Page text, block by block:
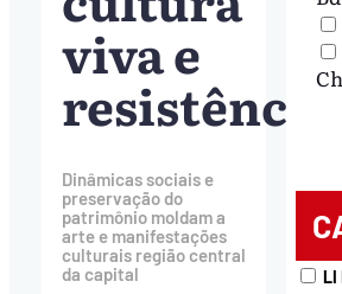
viva e
resistência
Dinâmicas sociais e
preservação do
patrimônio moldam a
arte e manifestações
culturais região central
da capital
LI